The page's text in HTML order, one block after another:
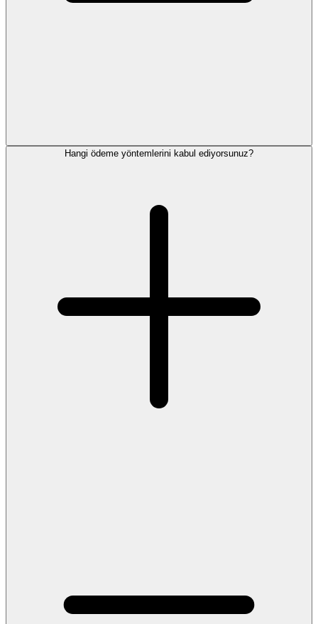
Hangi ödeme yöntemlerini kabul ediyorsunuz?